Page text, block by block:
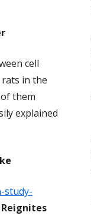
– LUFTVERSCHMUTZUNG
LÖSUNGSMITTEL
cell
in the
them
explained
study-